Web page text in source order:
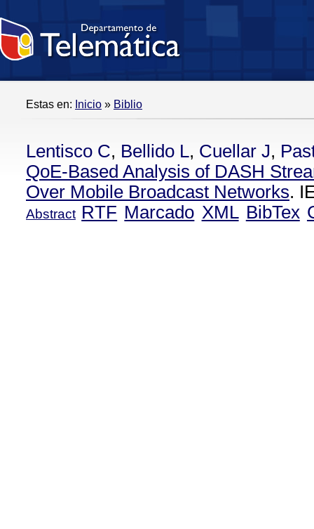
Estas en: Inicio » Biblio
Lentisco C, Bellido L, Cuellar J,
QoE-Based Analysis of DASH
Over Mobile Broadcast Networks.
Abstract RTF Marcado XML BibTex